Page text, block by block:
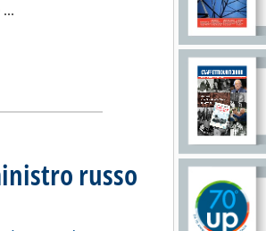
Leggi tutta la notizia: 'India, il
russo
soluzione nodo gas entro fine mese